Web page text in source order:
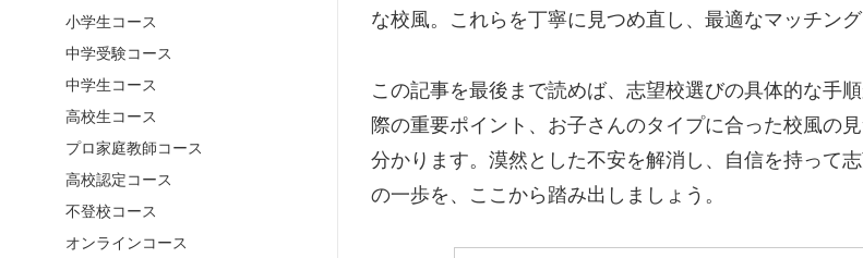
小学生コース
中学受験コース
中学生コース
高校生コース
プロ家庭教師コース
高校認定コース
不登校コース
オンラインコース
な校風。これらを丁寧に見つめ直し、最適なマッチング
この記事を最後まで読めば、志望校選びの具体的な手
際の重要ポイント、お子さんのタイプに合った校風の
分かります。漠然とした不安を解消し、自信を持って
の一歩を、ここから踏み出しましょう。